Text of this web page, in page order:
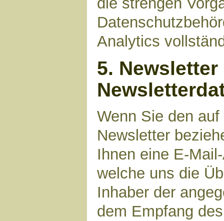
Analytics
5. Newsletter
Wenn Sie den
Newsletter
Ihnen eine E-
welche uns die
Inhaber der
dem Empfang